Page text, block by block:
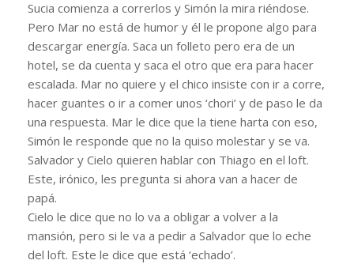
Sucia comienza a correrlos y Simón la mira riéndose.
Pero Mar no está de humor y él le propone algo para
descargar energía. Saca un folleto pero era de un
hotel, se da cuenta y saca el otro que era para hacer
escalada. Mar no quiere y el chico insiste con ir a corre,
hacer guantes o ir a comer unos ‘chori’ y de paso le da
una respuesta. Mar le dice que la tiene harta con eso,
Simón le responde que no la quiso molestar y se va.
Salvador y Cielo quieren hablar con Thiago en el loft.
Este, irónico, les pregunta si ahora van a hacer de
papá.
Cielo le dice que no lo va a obligar a volver a la
mansión, pero si le va a pedir a Salvador que lo eche
del loft. Este le dice que está ‘echado’.